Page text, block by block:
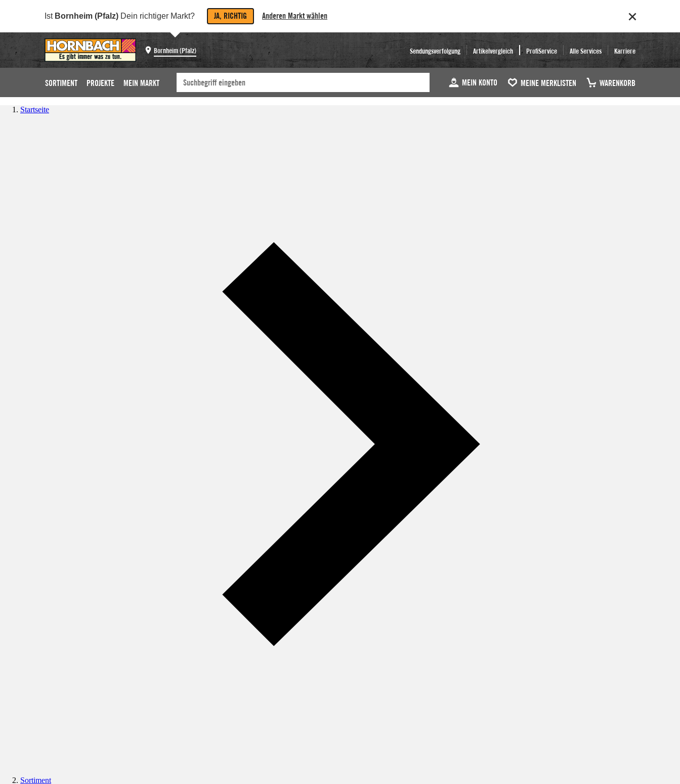
Ist Bornheim (Pfalz) Dein richtiger Markt? JA, RICHTIG Anderen Markt wählen
Bornheim (Pfalz) Sendungsverfolgung Artikelvergleich ProfiService Alle Services Karriere
SORTIMENT PROJEKTE MEIN MARKT MEIN KONTO MEINE MERKLISTEN WARENKORB
Startseite
Sortiment